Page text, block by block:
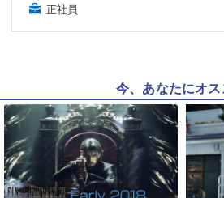
正社員
今、あなたにオス